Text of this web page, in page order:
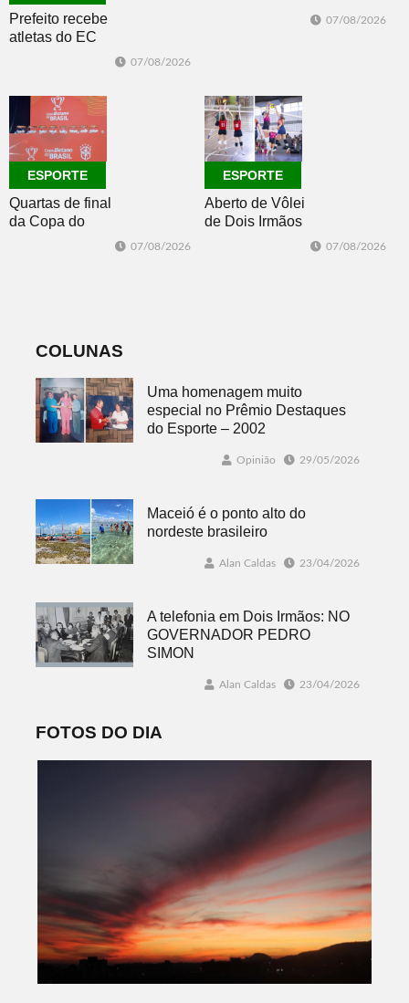
Prefeito recebe
atletas do EC
Master 65+
07/08/2026
07/08/2026
ESPORTE
Quartas de final
da Copa do
Brasil 2026: veja
07/08/2026
ESPORTE
Aberto de Vôlei
de Dois Irmãos
07/08/2026
COLUNAS
Uma homenagem muito
especial no Prêmio Destaques
do Esporte – 2002
Opinião 29/05/2026
Maceió é o ponto alto do
nordeste brasileiro
Alan Caldas 23/04/2026
A telefonia em Dois Irmãos: NO
GOVERNADOR PEDRO
SIMON
Alan Caldas 23/04/2026
FOTOS DO DIA